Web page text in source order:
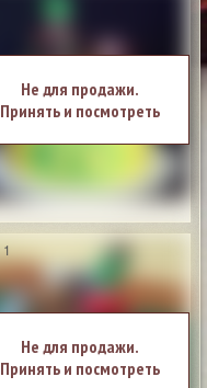
Не для продажи.
Принять и посмотреть
1
Не для продажи.
Принять и посмотреть